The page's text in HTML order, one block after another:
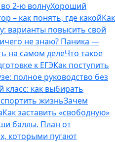
2‑ю волнуХороший
– как понять, где какойКак
варианты повысить свой
не знаю? Паника —
на самом делеЧто такое
к ЕГЭКак поступить
полное руководство без
как выбирать
жизньЗачем
Как заставить «свободную»
баллы. План от
которыми пугают